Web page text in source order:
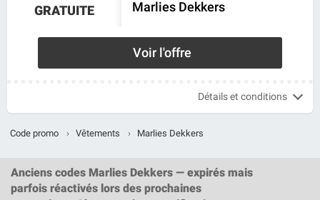
GRATUITE
Marlies Dekkers
Voir l'offre
Détails et conditions
Code promo › Vêtements › Marlies Dekkers
Anciens codes Marlies Dekkers — expirés mais
parfois réactivés lors des prochaines